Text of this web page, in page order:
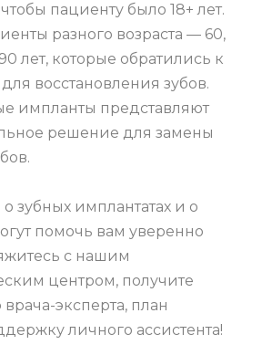
пациенту было 18+ лет.
разного возраста — 60,
лет, которые обратились к
восстановления зубов.
импланты представляют
решение для замены
о зубных имплантатах и о
помочь вам уверенно
с нашим
центром, получите
эксперта, план
личного ассистента!